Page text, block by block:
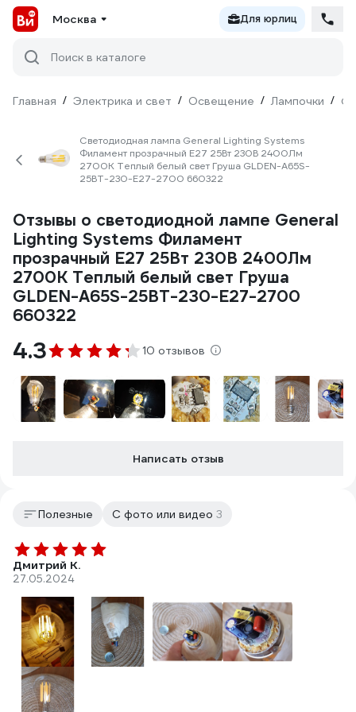
Москва Для юрлиц
Поиск в каталоге
Главная / Электрика и свет / Освещение / Лампочки /
Светодиодная лампа General Lighting Systems
Филамент прозрачный E27 25Вт 230В 2400Лм
2700К Теплый белый свет Груша GLDEN-A65S-
25ВТ-230-E27-2700 660322
Отзывы о светодиодной лампе General
Lighting Systems Филамент
прозрачный E27 25Вт 230В 2400Лм
2700К Теплый белый свет Груша
GLDEN-A65S-25ВТ-230-E27-2700
660322
4.3 10 отзывов
Написать отзыв
Полезные С фото или видео 3
Дмитрий К.
27.05.2024